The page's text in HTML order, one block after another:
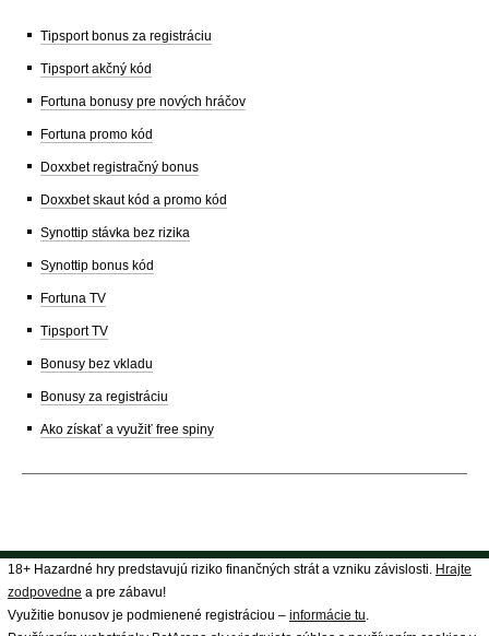
Tipsport bonus za registráciu
Tipsport akčný kód
Fortuna bonusy pre nových hráčov
Fortuna promo kód
Doxxbet registračný bonus
Doxxbet skaut kód a promo kód
Synottip stávka bez rizika
Synottip bonus kód
Fortuna TV
Tipsport TV
Bonusy bez vkladu
Bonusy za registráciu
Ako získať a využiť free spiny
18+ Hazardné hry predstavujú riziko finančných strát a vzniku závislosti. Hrajte
zodpovedne a pre zábavu!
Využitie bonusov je podmienené registráciou – informácie tu